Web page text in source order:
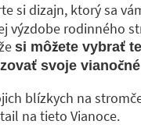
si dizajn, ktorý sa
výzdobe rodinného
si môžete vybrať
svoje
blízkych na
na tieto Vianoce.